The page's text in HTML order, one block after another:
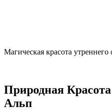
Магическая красота
Природная
Альп